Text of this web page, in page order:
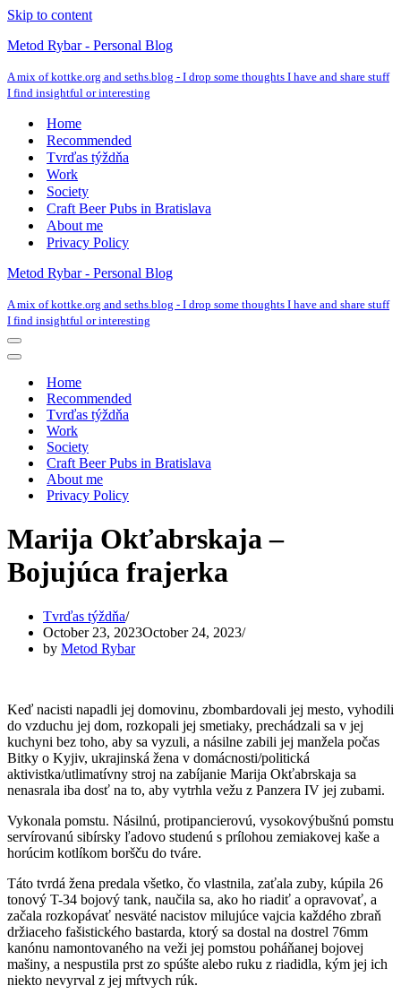
Skip to content
Metod Rybar - Personal Blog
A mix of kottke.org and seths.blog - I drop some thoughts I have and share stuff
I find insightful or interesting
Home
Recommended
Tvrďas týždňa
Work
Society
Craft Beer Pubs in Bratislava
About me
Privacy Policy
Metod Rybar - Personal Blog
A mix of kottke.org and seths.blog - I drop some thoughts I have and share stuff
I find insightful or interesting
Navigation
Menu
Navigation
Home
Recommended
Tvrďas týždňa
Work
Society
Craft Beer Pubs in Bratislava
About me
Privacy Policy
Marija Okťabrskaja –
Bojujúca frajerka
Tvrďas týždňa
October 23, 2023October 24, 2023
by Metod Rybar
Keď nacisti napadli jej domovinu, zbombardovali jej mesto, vyhodili
do vzduchu jej dom, rozkopali jej smetiaky, prechádzali sa v jej
kuchyni bez toho, aby sa vyzuli, a násilne zabili jej manžela počas
Bitky o Kyjiv, ukrajinská žena v domácnosti/politická
aktivistka/utlimatívny stroj na zabíjanie Marija Okťabrskaja sa
nenasrala iba dosť na to, aby vytrhla vežu z Panzera IV jej zubami.
Vykonala pomstu. Násilnú, protipancierovú, vysokovýbušnú pomstu
servírovanú sibírsky ľadovo studenú s prílohou zemiakovej kaše a
horúcim kotlíkom boršču do tváre.
Táto tvrdá žena predala všetko, čo vlastnila, zaťala zuby, kúpila 26
tonový T-34 bojový tank, naučila sa, ako ho riadiť a opravovať, a
začala rozkopávať nesväté nacistov milujúce vajcia každého zbraň
držiaceho fašistického bastarda, ktorý sa dostal na dostrel 76mm
kanónu namontovaného na veži jej pomstou poháňanej bojovej
mašiny, a nespustila prst zo spúšte alebo ruku z riadidla, kým jej ich
niekto nevyrval z jej mŕtvych rúk.